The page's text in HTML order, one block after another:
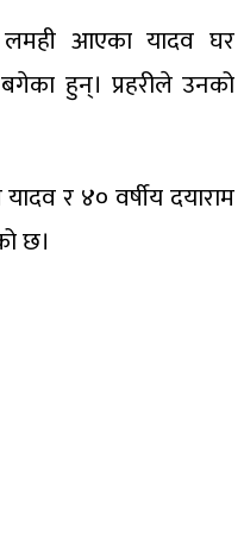
लमही आएका यादव घर
हुन्। प्रहरीले उनको
र ४० वर्षीय दयाराम
छ।